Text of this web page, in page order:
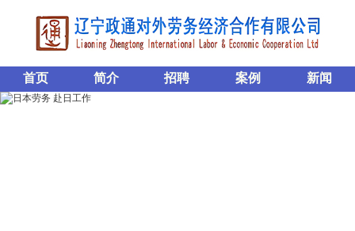
首页 简介 招聘 案例 新闻